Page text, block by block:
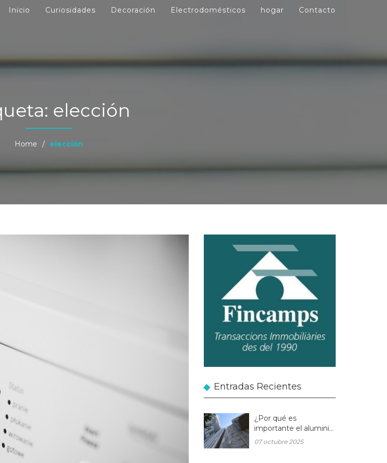
Inicio Curiosidades Decoración Electrodomésticos hogar Contacto
elección
Home / elección
Entradas Recientes
¿Por qué es
importante el aluminio
en la arquitectura
07 octubre 2025